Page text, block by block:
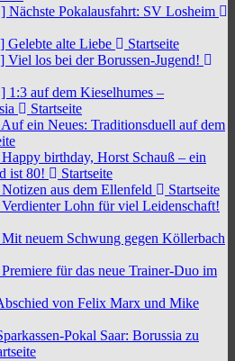
Nächste Pokalausfahrt: SV Losheim
Gelebte alte Liebe
Startseite
Viel los bei der Borussen-Jugend!
1:3 auf dem Kieselhumes –
Startseite
Auf ein Neues: Traditionsduell auf dem
Happy birthday, Horst Schauß – ein
ist 80!
Startseite
Notizen aus dem Ellenfeld
Startseite
Verdienter Lohn für viel Leidenschaft!
Mit neuem Schwung gegen Köllerbach
Premiere für das neue Trainer-Duo im
von Felix Marx und Mike
Pokal Saar: Borussia zu